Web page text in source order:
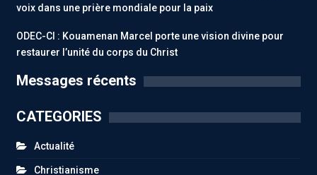
voix dans une prière mondiale pour la paix
ODEC-CI : Kouamenan Marcel porte une vision divine pour
restaurer l’unité du corps du Christ
Messages récents
CATEGORIES
Actualité
Christianisme